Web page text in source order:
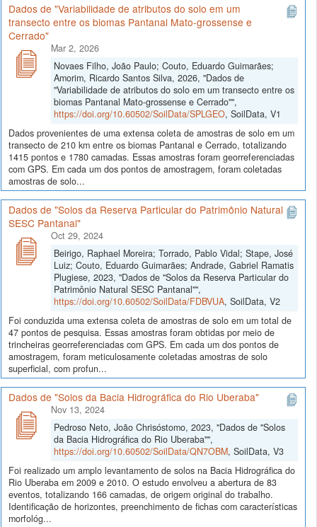
Dados de "Variabilidade de atributos do solo em um
transecto entre os biomas Pantanal Mato-grossense e
Cerrado"
Mar 2, 2026
Novaes Filho, João Paulo; Couto, Eduardo Guimarães;
Amorim, Ricardo Santos Silva, 2026, "Dados de
"Variabilidade de atributos do solo em um transecto entre os
biomas Pantanal Mato-grossense e Cerrado"",
https://doi.org/10.60502/SoilData/SPLGEO, SoilData, V1
Dados provenientes de uma extensa coleta de amostras de solo em um
transecto de 210 km entre os biomas Pantanal e Cerrado, totalizando
1415 pontos e 1780 camadas. Essas amostras foram georreferenciadas
com GPS. Em cada um dos pontos de amostragem, foram coletadas
amostras de solo...
Dados de "Solos da Reserva Particular do Patrimônio Natural
SESC Pantanal"
Oct 29, 2024
Beirigo, Raphael Moreira; Torrado, Pablo Vidal; Stape, José
Luiz; Couto, Eduardo Guimarães; Andrade, Gabriel Ramatis
Plugiese, 2023, "Dados de "Solos da Reserva Particular do
Patrimônio Natural SESC Pantanal"",
https://doi.org/10.60502/SoilData/FDBVUA, SoilData, V2
Foi conduzida uma extensa coleta de amostras de solo em um total de
47 pontos de pesquisa. Essas amostras foram obtidas por meio de
trincheiras georreferenciadas com GPS. Em cada um dos pontos de
amostragem, foram meticulosamente coletadas amostras de solo
superficial, com profun...
Dados de "Solos da Bacia Hidrográfica do Rio Uberaba"
Nov 13, 2024
Pedroso Neto, João Chrisóstomo, 2023, "Dados de "Solos
da Bacia Hidrográfica do Rio Uberaba"",
https://doi.org/10.60502/SoilData/QN7OBM, SoilData, V3
Foi realizado um amplo levantamento de solos na Bacia Hidrográfica do
Rio Uberaba em 2009 e 2010. O estudo envolveu a abertura de 83
eventos, totalizando 166 camadas, de origem original do trabalho.
Identificação de horizontes, preenchimento de fichas com características
morfológ...